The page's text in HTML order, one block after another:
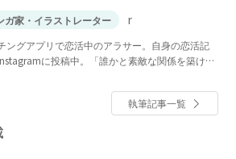
ガ家・イラストレーター r
ングアプリで恋活中のアラサー。自身の恋活記
に投稿中。「誰かと素敵な関係を築ける
執筆記事一覧